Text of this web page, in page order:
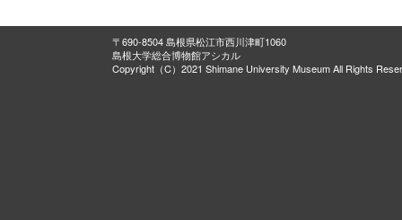
〒690-8504 島根県松江市西川津町1060
島根大学総合博物館アシカル
Copyright（C）2021 Shimane University Museum All Rights